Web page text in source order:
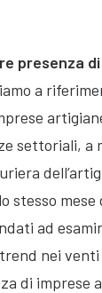
presenza
a
settoriali, a
stesso mese
ad
nei
di imprese